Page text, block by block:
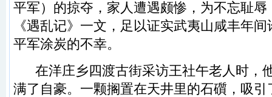
平军）的掠夺，家人遭遇颇惨，为不忘耻
《遇乱记》一文，足以证实武夷山咸丰年
平军涂炭的不幸。
在洋庄乡四渡古街采访王社午老人时，
满了自豪。一颗搁置在天井里的石礩，吸